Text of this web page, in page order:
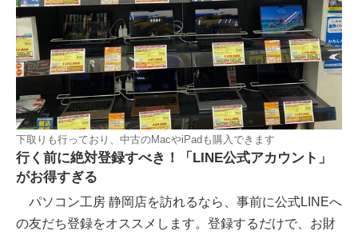
下取りも行っており、中古のMacやiPadも購入できます
行く前に絶対登録すべき！「LINE公式アカウント」
がお得すぎる
パソコン工房 静岡店を訪れるなら、事前に公式LINEへ
の友だち登録をオススメします。登録するだけで、お財